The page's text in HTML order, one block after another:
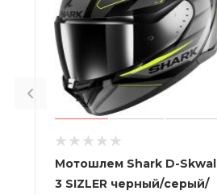
Мотошлем Shark D-Skwal
3 SIZLER черный/серый/